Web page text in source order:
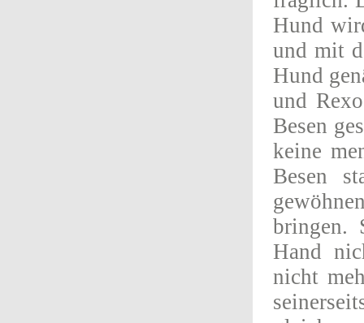
Hund
und mit
Hund
und
Besen
keine
Besen
bringen.
Hand
nicht